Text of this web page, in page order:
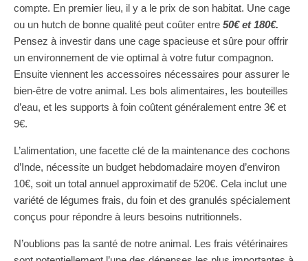
compte. En premier lieu, il y a le prix de son habitat. Une cage
ou un hutch de bonne qualité peut coûter entre 50€ et 180€.
Pensez à investir dans une cage spacieuse et sûre pour offrir
un environnement de vie optimal à votre futur compagnon.
Ensuite viennent les accessoires nécessaires pour assurer le
bien-être de votre animal. Les bols alimentaires, les bouteilles
d’eau, et les supports à foin coûtent généralement entre 3€ et
9€.
L’alimentation, une facette clé de la maintenance des cochons
d’Inde, nécessite un budget hebdomadaire moyen d’environ
10€, soit un total annuel approximatif de 520€. Cela inclut une
variété de légumes frais, du foin et des granulés spécialement
conçus pour répondre à leurs besoins nutritionnels.
N’oublions pas la santé de notre animal. Les frais vétérinaires